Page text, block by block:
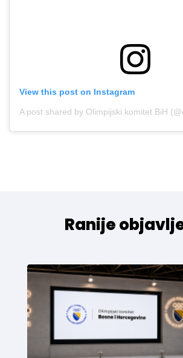
View this post on Instagram
Ranije